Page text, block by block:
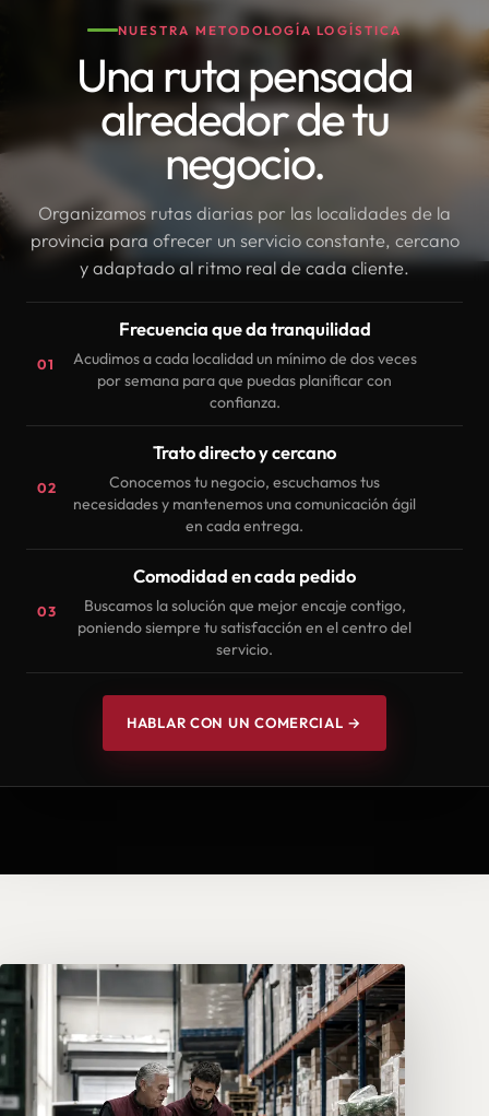
NUESTRA METODOLOGÍA LOGÍSTICA
Una ruta pensada
alrededor de tu
negocio.
Organizamos rutas diarias por las localidades de la
provincia para ofrecer un servicio constante, cercano
y adaptado al ritmo real de cada cliente.
01
Frecuencia que da tranquilidad
Acudimos a cada localidad un mínimo de dos veces
por semana para que puedas planificar con
confianza.
02
Trato directo y cercano
Conocemos tu negocio, escuchamos tus
necesidades y mantenemos una comunicación ágil
en cada entrega.
03
Comodidad en cada pedido
Buscamos la solución que mejor encaje contigo,
poniendo siempre tu satisfacción en el centro del
servicio.
HABLAR CON UN COMERCIAL →